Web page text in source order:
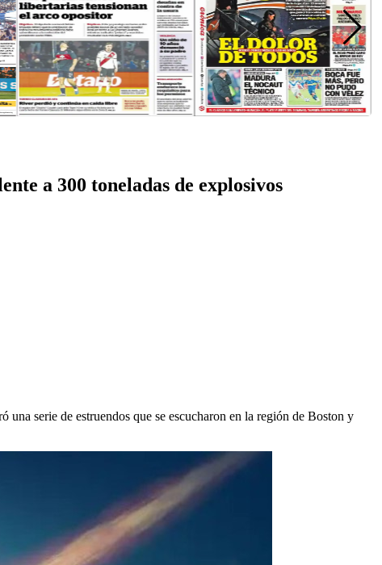
a 300 toneladas de explosivos
serie de estruendos que se escucharon en la región de Boston y